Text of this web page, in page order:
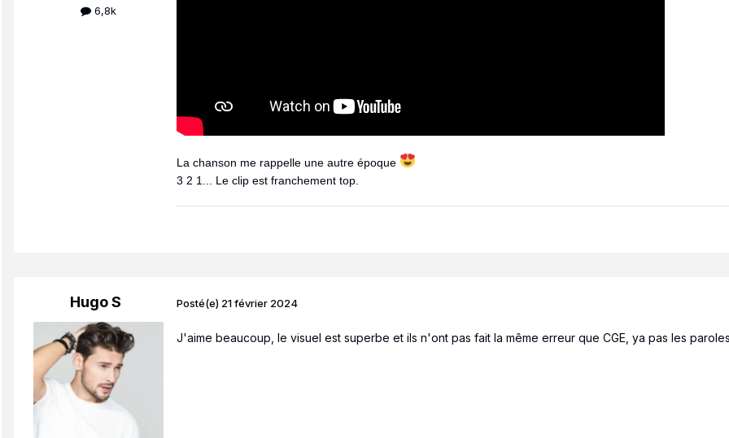
6,8k
La chanson me rappelle une autre époque
3 2 1... Le clip est franchement top.
Hugo S Posté(e) 21 février 2024
J'aime beaucoup, le visuel est superbe et ils n'ont pas fait la même erreur que CGE, ya pas les